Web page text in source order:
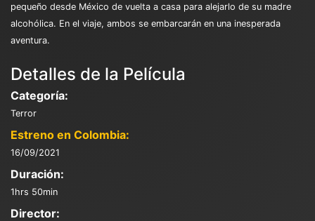
pequeño desde México de vuelta a casa para alejarlo de su madre
alcohólica. En el viaje, ambos se embarcarán en una inesperada
aventura.
Detalles de la Película
Categoría:
Terror
Estreno en Colombia:
16/09/2021
Duración:
1hrs 50min
Director: